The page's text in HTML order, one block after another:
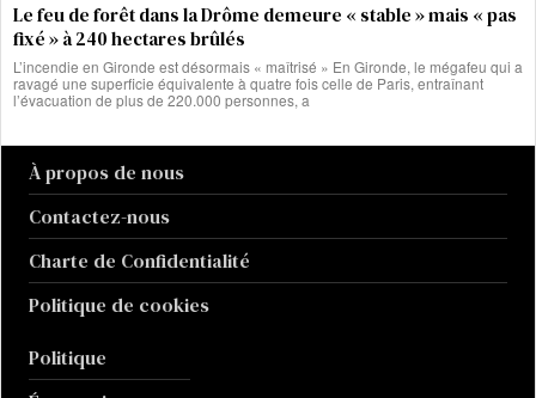
Le feu de forêt dans la Drôme demeure « stable » mais « pas
fixé » à 240 hectares brûlés
L’incendie en Gironde est désormais « maîtrisé » En Gironde, le mégafeu qui a
ravagé une superficie équivalente à quatre fois celle de Paris, entraînant
l’évacuation de plus de 220.000 personnes, a
À propos de nous
Contactez-nous
Charte de Confidentialité
Politique de cookies
Politique